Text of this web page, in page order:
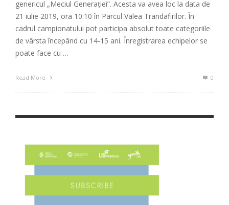
genericul „Meciul Generației”. Acesta va avea loc la data de
21 iulie 2019, ora 10:10 în Parcul Valea Trandafirilor. În
cadrul campionatului pot participa absolut toate categoriile
de vârsta începând cu 14-15 ani. Înregistrarea echipelor se
poate face cu …
Read More 0